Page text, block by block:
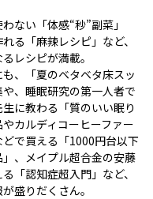
ない「体感“秒”副菜」
る「麻辣レシピ」など、
レシピが満載。
、「夏のベタベタ床スッ
、睡眠研究の第一人者で
に教わる「質のいい眠り
カルディコーヒーファー
で買える「1000円台以下
、メイプル超合金の安藤
「認知症超入門」など、
盛りだくさん。